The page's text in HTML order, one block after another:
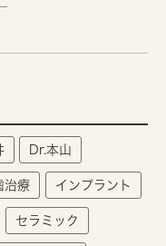
Dr.本山
治療 インプラント
セラミック